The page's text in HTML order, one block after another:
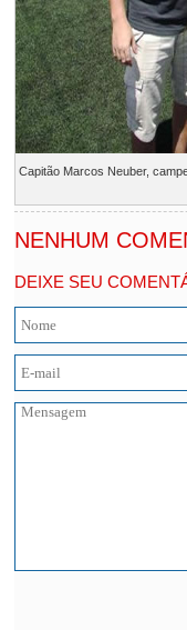
Capitão Marcos Neuber,
NENHUM
DEIXE SEU